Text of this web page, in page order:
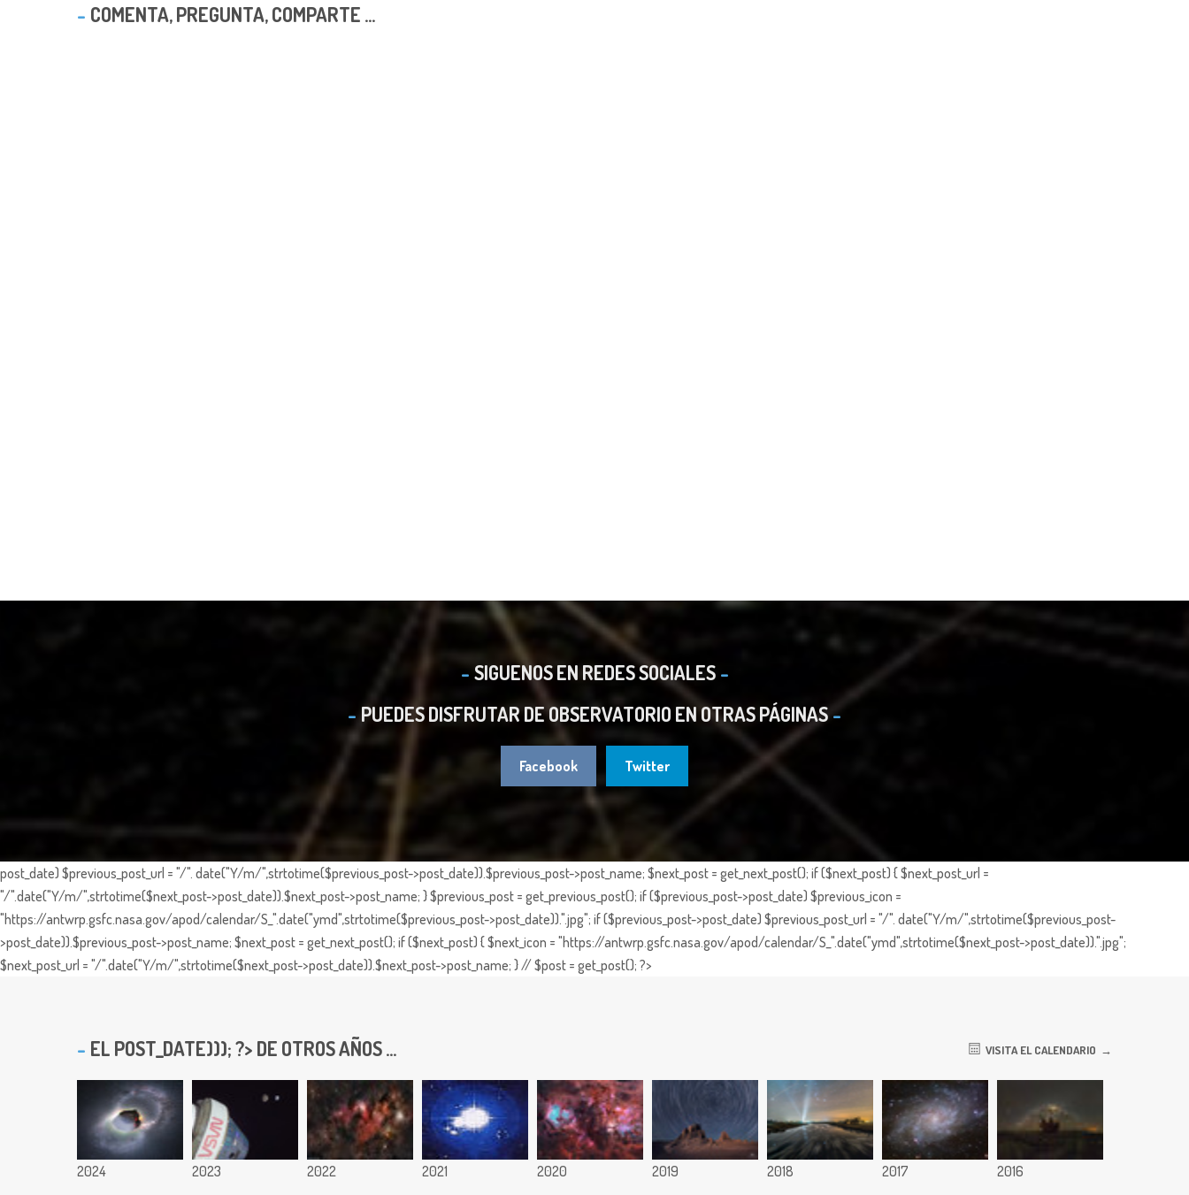
COMENTA, PREGUNTA, COMPARTE ...
SIGUENOS EN REDES SOCIALES
PUEDES DISFRUTAR DE OBSERVATORIO EN OTRAS PÁGINAS
Facebook Twitter
post_date) $previous_post_url = "/". date("Y/m/",strtotime($previous_post->post_date)).$previous_post->post_name; $next_post = get_next_post(); if ($next_post) { $next_post_url =
"/".date("Y/m/",strtotime($next_post->post_date)).$next_post->post_name; } $previous_post = get_previous_post(); if ($previous_post->post_date) $previous_icon =
"https://antwrp.gsfc.nasa.gov/apod/calendar/S_".date("ymd",strtotime($previous_post->post_date)).".jpg"; if ($previous_post->post_date) $previous_post_url = "/". date("Y/m/",strtotime($previous_post-
>post_date)).$previous_post->post_name; $next_post = get_next_post(); if ($next_post) { $next_icon = "https://antwrp.gsfc.nasa.gov/apod/calendar/S_".date("ymd",strtotime($next_post->post_date)).".jpg";
$next_post_url = "/".date("Y/m/",strtotime($next_post->post_date)).$next_post->post_name; } // $post = get_post(); ?>
EL POST_DATE))); ?> DE OTROS AÑOS ... VISITA EL CALENDARIO
2024 2023 2022 2021 2020 2019 2018 2017 2016